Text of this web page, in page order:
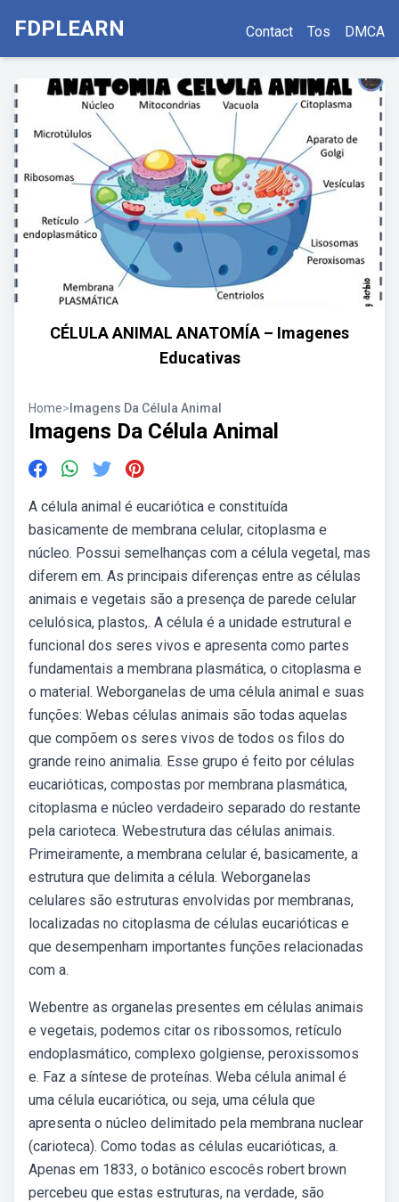
FDPLEARN Contact Tos DMCA
CÉLULA ANIMAL ANATOMÍA – Imagenes
Educativas
Home> Imagens Da Célula Animal
Imagens Da Célula Animal
A célula animal é eucariótica e constituída
basicamente de membrana celular, citoplasma e
núcleo. Possui semelhanças com a célula vegetal, mas
diferem em. As principais diferenças entre as células
animais e vegetais são a presença de parede celular
celulósica, plastos,. A célula é a unidade estrutural e
funcional dos seres vivos e apresenta como partes
fundamentais a membrana plasmática, o citoplasma e
o material. Weborganelas de uma célula animal e suas
funções: Webas células animais são todas aquelas
que compõem os seres vivos de todos os filos do
grande reino animalia. Esse grupo é feito por células
eucarióticas, compostas por membrana plasmática,
citoplasma e núcleo verdadeiro separado do restante
pela carioteca. Webestrutura das células animais.
Primeiramente, a membrana celular é, basicamente, a
estrutura que delimita a célula. Weborganelas
celulares são estruturas envolvidas por membranas,
localizadas no citoplasma de células eucarióticas e
que desempenham importantes funções relacionadas
com a.
Webentre as organelas presentes em células animais
e vegetais, podemos citar os ribossomos, retículo
endoplasmático, complexo golgiense, peroxissomos
e. Faz a síntese de proteínas. Weba célula animal é
uma célula eucariótica, ou seja, uma célula que
apresenta o núcleo delimitado pela membrana nuclear
(carioteca). Como todas as células eucarióticas, a.
Apenas em 1833, o botânico escocês robert brown
percebeu que estas estruturas, na verdade, são